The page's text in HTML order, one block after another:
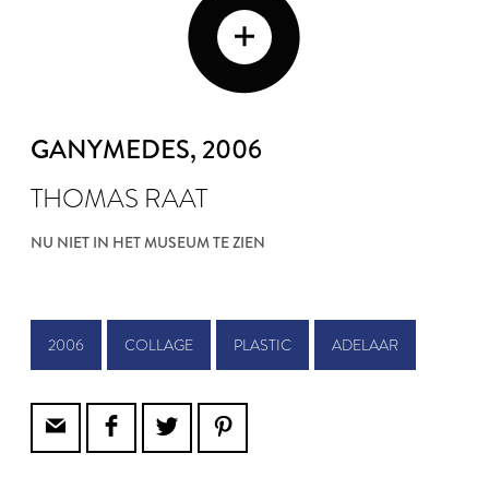
GANYMEDES, 2006
THOMAS RAAT
NU NIET IN HET MUSEUM TE ZIEN
2006 COLLAGE PLASTIC ADELAAR